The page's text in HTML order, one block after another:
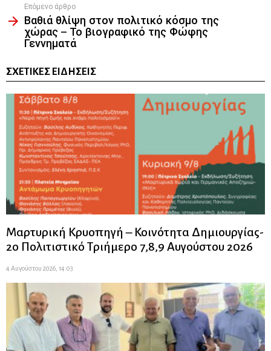
Επόμενο άρθρο
Βαθιά θλίψη στον πολιτικό κόσμο της
χώρας – Το βιογραφικό της Φώφης
Γεννηματά
ΣΧΕΤΙΚΈΣ ΕΙΔΉΣΕΙΣ
Μαρτυρική Κρυοπηγή – Κοινότητα Δημιουργίας-
2ο Πολιτιστικό Τριήμερο 7,8,9 Αυγούστου 2026
4 Αυγούστου 2026, 14:03